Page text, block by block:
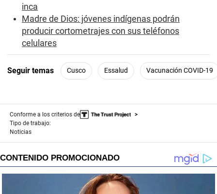
inca
Madre de Dios: jóvenes indígenas podrán
producir cortometrajes con sus teléfonos
celulares
Seguir temas Cusco Essalud Vacunación COVID-19
Conforme a los criterios de
Tipo de trabajo:
Noticias